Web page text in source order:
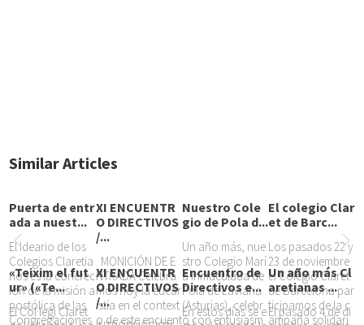
Similar Articles
Puerta de entr
ada a nuest...
El Ideario de los
Colegios Claretia
nos es la concrec
ión de la misión a
postólica de las
Congregaciones
XI ENCUENTR
O DIRECTIVOS
/...
MONICIÓN DE E
NTRADA Celebra
mos hoy la eucar
istía en el context
o de este encuent
Nuestro Cole
gio de Pola d...
Un año más, nue
stro Colegio Marí
a Inmaculada de
Pola de Laviana
(Asturias), celebr
ó con entusiasm
El colegio Clar
et de Barc...
Los pasados 22 y
23 de noviembre
el Colegio Claret
de Barcelona par
ticipamos de la c
ampaña solidari
«Teixim el fut
ur» («Te...
El Col·legi Claret
XI ENCUENTR
O DIRECTIVOS
/...
Encuentro de
Directivos e...
En estos días se e
Un año más Cl
aretianas ...
El pasado 4 de di